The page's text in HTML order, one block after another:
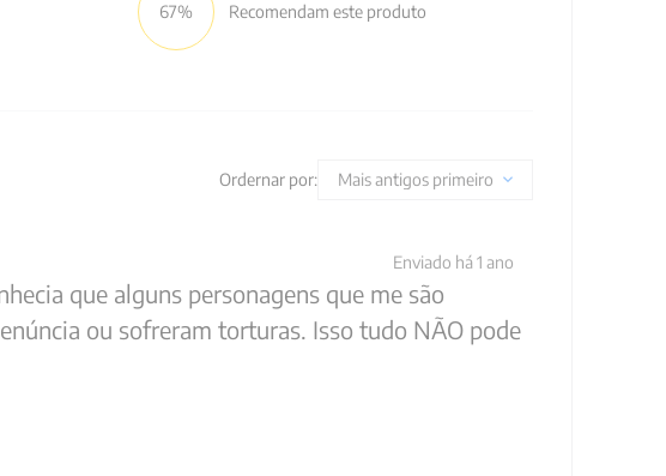
67% Recomendam este produto
Ordernar por: Mais antigos primeiro
Enviado há 1 ano
que alguns personagens que me são
ou sofreram torturas. Isso tudo NÃO pode